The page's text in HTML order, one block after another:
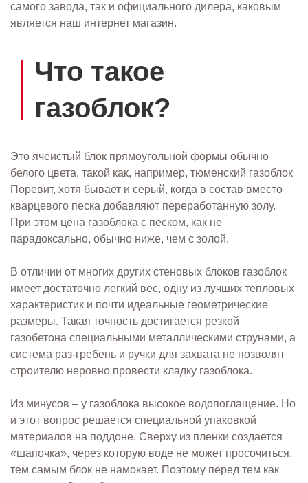
самого завода, так и официального дилера, каковым
является наш интернет магазин.
Что такое
газоблок?
Это ячеистый блок прямоугольной формы обычно
белого цвета, такой как, например, тюменский газоблок
Поревит, хотя бывает и серый, когда в состав вместо
кварцевого песка добавляют переработанную золу.
При этом цена газоблока с песком, как не
парадоксально, обычно ниже, чем с золой.
В отличии от многих других стеновых блоков газоблок
имеет достаточно легкий вес, одну из лучших тепловых
характеристик и почти идеальные геометрические
размеры. Такая точность достигается резкой
газобетона специальными металлическими струнами, а
система раз-гребень и ручки для захвата не позволят
строителю неровно провести кладку газоблока.
Из минусов – у газоблока высокое водопоглащение. Но
и этот вопрос решается специальной упаковкой
материалов на поддоне. Сверху из пленки создается
«шапочка», через которую воде не может просочиться,
тем самым блок не намокает. Поэтому перед тем как